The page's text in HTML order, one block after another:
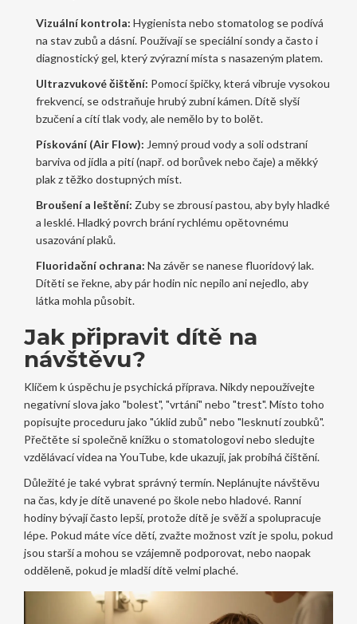
Vizuální kontrola: Hygienista nebo stomatolog se podívá
na stav zubů a dásní. Používají se speciální sondy a často i
diagnostický gel, který zvýrazní místa s nasazeným platem.
Ultrazvukové čištění: Pomocí špičky, která vibruje vysokou
frekvencí, se odstraňuje hrubý zubní kámen. Dítě slyší
bzučení a cítí tlak vody, ale nemělo by to bolět.
Pískování (Air Flow): Jemný proud vody a soli odstraní
barviva od jídla a pití (např. od borůvek nebo čaje) a měkký
plak z těžko dostupných míst.
Broušení a leštění: Zuby se zbrousí pastou, aby byly hladké
a lesklé. Hladký povrch brání rychlému opětovnému
usazování plaků.
Fluoridační ochrana: Na závěr se nanese fluoridový lak.
Dítěti se řekne, aby pár hodin nic nepilo ani nejedlo, aby
látka mohla působit.
Jak připravit dítě na
návštěvu?
Klíčem k úspěchu je psychická příprava. Nikdy nepoužívejte
negativní slova jako "bolest", "vrtání" nebo "trest". Místo toho
popisujte proceduru jako "úklid zubů" nebo "lesknutí zoubků".
Přečtěte si společně knížku o stomatologovi nebo sledujte
vzdělávací videa na YouTube, kde ukazují, jak probíhá čištění.
Důležité je také vybrat správný termín. Neplánujte návštěvu
na čas, kdy je dítě unavené po škole nebo hladové. Ranní
hodiny bývají často lepší, protože dítě je svěží a spolupracuje
lépe. Pokud máte více dětí, zvažte možnost vzít je spolu, pokud
jsou starší a mohou se vzájemně podporovat, nebo naopak
odděleně, pokud je mladší dítě velmi plaché.